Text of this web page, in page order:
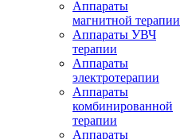
Аппараты
магнитной терапии
Аппараты УВЧ
терапии
Аппараты
электротерапии
Аппараты
комбинированной
терапии
Аппараты